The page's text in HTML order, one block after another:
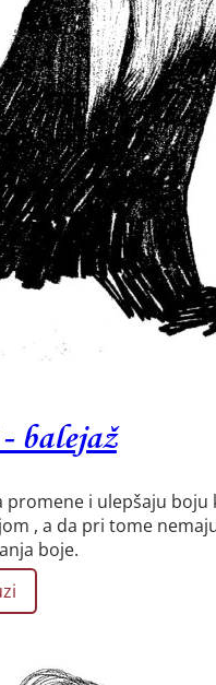
balejaž
promene i ulepšaju boju
, a da pri tome
boje.